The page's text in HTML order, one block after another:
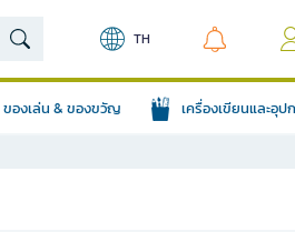
TH
ของเล่น & ของขวัญ เครื่องเขียนและอุ